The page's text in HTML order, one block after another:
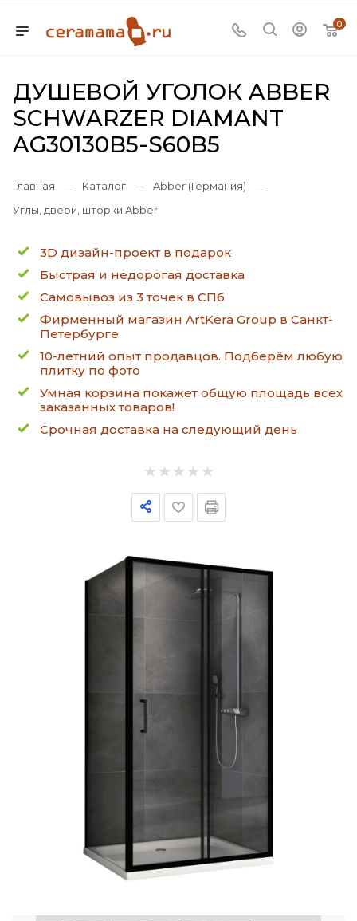
0
ДУШЕВОЙ УГОЛОК ABBER
SCHWARZER DIAMANT
AG30130B5-S60B5
Главная — Каталог — Abber (Германия)
—
Углы, двери, шторки Abber
3D дизайн-проект в подарок
Быстрая и недорогая доставка
Самовывоз из 3 точек в СПб
Фирменный магазин ArtKera Group в Санкт-
Петербурге
10-летний опыт продавцов. Подберём любую
плитку по фото
Умная корзина покажет общую площадь всех
заказанных товаров!
Срочная доставка на следующий день